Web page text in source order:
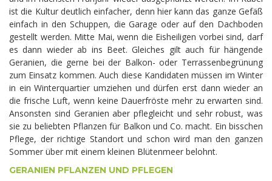
ist die Kultur deutlich einfacher, denn hier kann das ganze Gefäß
einfach in den Schuppen, die Garage oder auf den Dachboden
gestellt werden. Mitte Mai, wenn die Eisheiligen vorbei sind, darf
es dann wieder ab ins Beet. Gleiches gilt auch für hängende
Geranien, die gerne bei der Balkon- oder Terrassenbegrünung
zum Einsatz kommen. Auch diese Kandidaten müssen im Winter
in ein Winterquartier umziehen und dürfen erst dann wieder an
die frische Luft, wenn keine Dauerfröste mehr zu erwarten sind.
Ansonsten sind Geranien aber pflegleicht und sehr robust, was
sie zu beliebten Pflanzen für Balkon und Co. macht. Ein bisschen
Pflege, der richtige Standort und schon wird man den ganzen
Sommer über mit einem kleinen Blütenmeer belohnt.
GERANIEN PFLANZEN UND PFLEGEN